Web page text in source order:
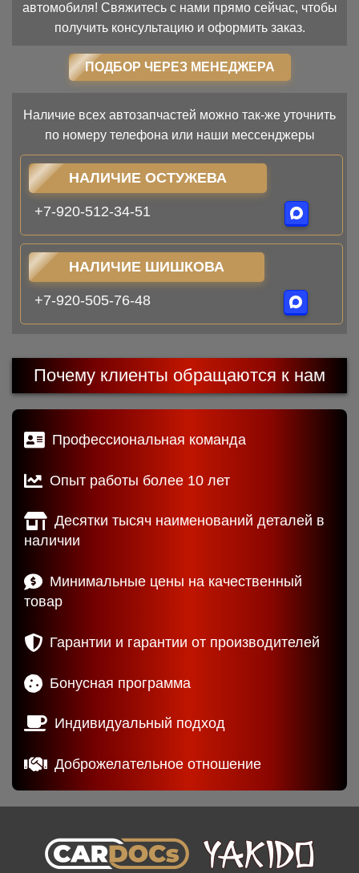
автомобиля! Свяжитесь с нами прямо сейчас, чтобы
получить консультацию и оформить заказ.
ПОДБОР ЧЕРЕЗ МЕНЕДЖЕРА
Наличие всех автозапчастей можно так-же уточнить
по номеру телефона или наши мессенджеры
НАЛИЧИЕ ОСТУЖЕВА
+7-920-512-34-51
НАЛИЧИЕ ШИШКОВА
+7-920-505-76-48
Почему клиенты обращаются к нам
Профессиональная команда
Опыт работы более 10 лет
Десятки тысяч наименований деталей в
наличии
Минимальные цены на качественный
товар
Гарантии и гарантии от производителей
Бонусная программа
Индивидуальный подход
Доброжелательное отношение